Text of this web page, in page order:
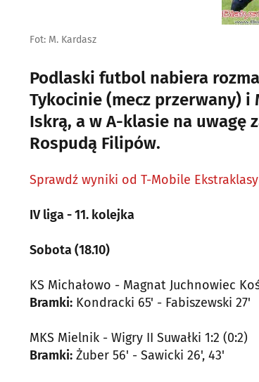
Fot: M. Kardasz
Podlaski futbol nabiera
Tykocinie (mecz przerwany) i
Iskrą, a w A-klasie na uwagę
Rospudą Filipów.
Sprawdź wyniki od T-Mobile
IV liga - 11. kolejka
Sobota (18.10)
KS Michałowo - Magnat Juchnowiec
Bramki: Kondracki 65' - Fabiszewski 27'
MKS Mielnik - Wigry II Suwałki 1:2 (0:2)
Bramki: Żuber 56' - Sawicki 26', 43'